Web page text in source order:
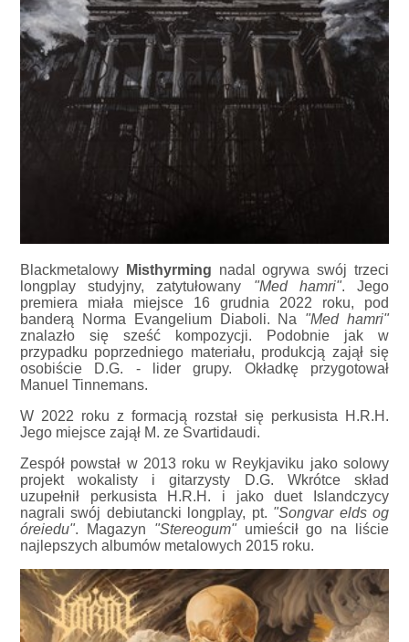
Blackmetalowy Misthyrming nadal ogrywa swój trzeci
longplay studyjny, zatytułowany "Med hamri". Jego
premiera miała miejsce 16 grudnia 2022 roku, pod
banderą Norma Evangelium Diaboli. Na "Med hamri"
znalazło się sześć kompozycji. Podobnie jak w
przypadku poprzedniego materiału, produkcją zajął się
osobiście D.G. - lider grupy. Okładkę przygotował
Manuel Tinnemans.
W 2022 roku z formacją rozstał się perkusista H.R.H.
Jego miejsce zajął M. ze Svartidaudi.
Zespół powstał w 2013 roku w Reykjaviku jako solowy
projekt wokalisty i gitarzysty D.G. Wkrótce skład
uzupełnił perkusista H.R.H. i jako duet Islandczycy
nagrali swój debiutancki longplay, pt. "Songvar elds og
óreiedu". Magazyn "Stereogum"umieścił go na liście
najlepszych albumów metalowych 2015 roku.